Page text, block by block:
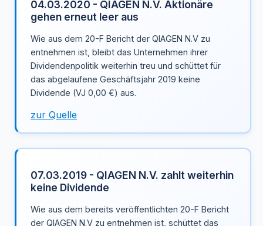
04.03.2020 - QIAGEN N.V. Aktionäre
gehen erneut leer aus
Wie aus dem 20-F Bericht der QIAGEN N.V zu
entnehmen ist, bleibt das Unternehmen ihrer
Dividendenpolitik weiterhin treu und schüttet für
das abgelaufene Geschäftsjahr 2019 keine
Dividende (VJ 0,00 €) aus.
zur Quelle
07.03.2019 - QIAGEN N.V. zahlt weiterhin
keine Dividende
Wie aus dem bereits veröffentlichten 20-F Bericht
der QIAGEN N.V zu entnehmen ist, schüttet das